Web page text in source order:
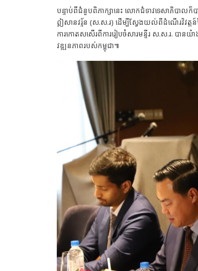
បន្ទាប់ពីជំនួបពិភាក្សានេះ លោកជំទាវទេសាភិបាលក៏ប
ឦសានវរ្ម័ន (ស.ស.រ) ដើម្បីស្វែងយល់ពីដំណើរវិវត្តន៍ន
ការកោតសសើរពីការរៀបចំសារមន្ទីរ ស.ស.រ. បាន
វឌ្ឍនភាពរបស់កម្ពុជា៕